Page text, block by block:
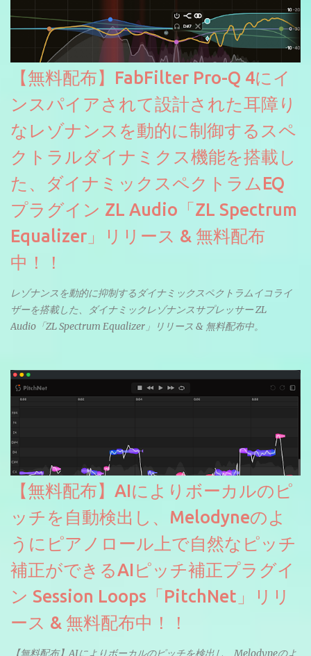
【無料配布】FabFilter Pro-Q 4にイ
ンスパイアされて設計された耳障り
なレゾナンスを動的に制御するスペ
クトラルダイナミクス機能を搭載し
た、ダイナミックスペクトラムEQ
プラグイン ZL Audio「ZL Spectrum
Equalizer」リリース & 無料配布
中！！
レゾナンスを動的に抑制するダイナミックスペクトラムイコライ
ザーを搭載した、ダイナミックレゾナンスサプレッサー ZL
Audio「ZL Spectrum Equalizer」リリース & 無料配布中。
【無料配布】AIによりボーカルのピ
ッチを自動検出し、Melodyneのよ
うにピアノロール上で自然なピッチ
補正ができるAIピッチ補正プラグイ
ン Session Loops「PitchNet」リリ
ース & 無料配布中！！
【無料配布】AIによりボーカルのピッチを検出し、Melodyneのよ